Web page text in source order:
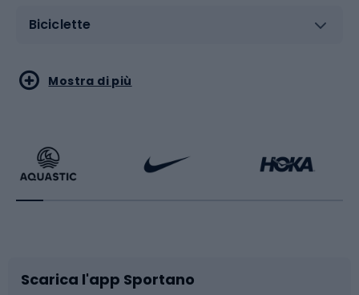
Biciclette
Sport acquatici
Bikepacking
Bushcraft
Sport di arti marziali
Sport con le racchette
Slitte e slittini
Mostra di più
Scarica l'app Sportano